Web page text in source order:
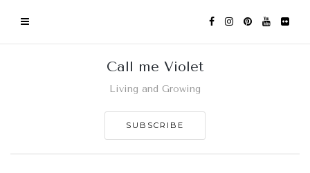
Call me Violet
Living and Growing
SUBSCRIBE